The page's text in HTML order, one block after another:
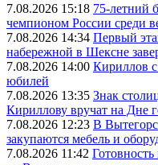
7.08.2026 15:18 75-летний
чемпионом России среди
7.08.2026 14:34 Первый
набережной в Шексне
7.08.2026 14:00 Кириллов с
юбилей
7.08.2026 13:35 Знак
Кириллову вручат на Дне
7.08.2026 12:23 В
закупаются мебель и
7.08.2026 11:42